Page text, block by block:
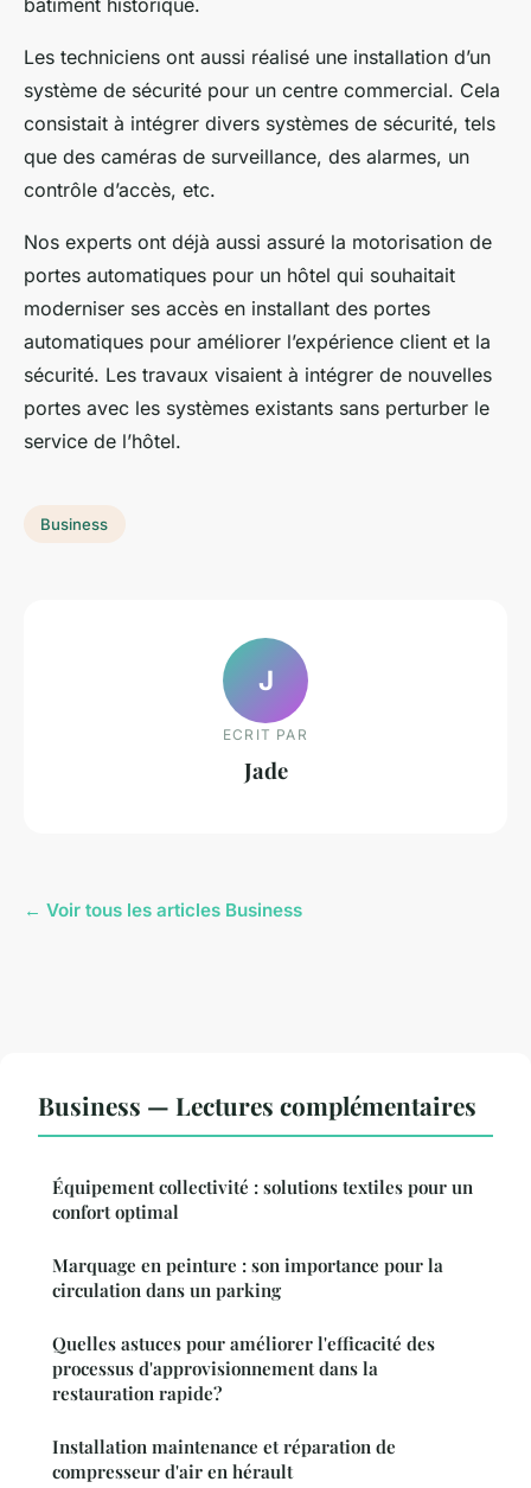
bâtiment historique.
Les techniciens ont aussi réalisé une installation d’un
système de sécurité pour un centre commercial. Cela
consistait à intégrer divers systèmes de sécurité, tels
que des caméras de surveillance, des alarmes, un
contrôle d’accès, etc.
Nos experts ont déjà aussi assuré la motorisation de
portes automatiques pour un hôtel qui souhaitait
moderniser ses accès en installant des portes
automatiques pour améliorer l’expérience client et la
sécurité. Les travaux visaient à intégrer de nouvelles
portes avec les systèmes existants sans perturber le
service de l’hôtel.
Business
J
ECRIT PAR
Jade
← Voir tous les articles Business
Business — Lectures complémentaires
Équipement collectivité : solutions textiles pour un
confort optimal
Marquage en peinture : son importance pour la
circulation dans un parking
Quelles astuces pour améliorer l'efficacité des
processus d'approvisionnement dans la
restauration rapide?
Installation maintenance et réparation de
compresseur d'air en hérault